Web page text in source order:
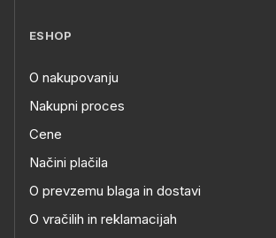
ESHOP
O nakupovanju
Nakupni proces
Cene
Načini plačila
O prevzemu blaga in dostavi
O vračilih in reklamacijah